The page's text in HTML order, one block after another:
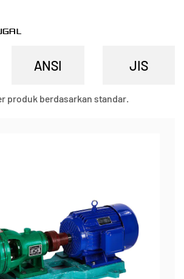
produk berdasarkan standar.